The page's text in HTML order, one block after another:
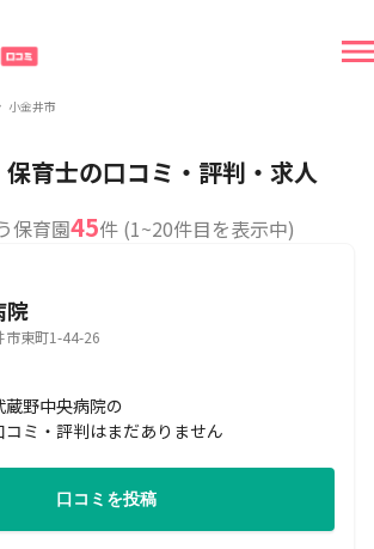
小金井市
保育士の口コミ・評判・求人
保育園45件 (1~20件目を表示中)
院
市東町1-44-26
蔵野中央病院の
コミ・評判はまだありません
口コミを投稿